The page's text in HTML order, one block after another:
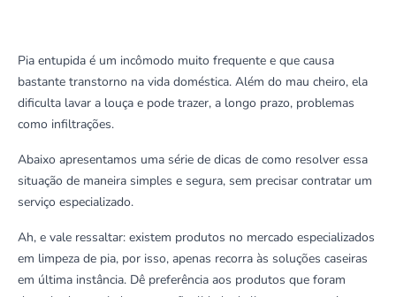
Pia entupida é um incômodo muito frequente e que causa
bastante transtorno na vida doméstica. Além do mau cheiro, ela
dificulta lavar a louça e pode trazer, a longo prazo, problemas
como infiltrações.
Abaixo apresentamos uma série de dicas de como resolver essa
situação de maneira simples e segura, sem precisar contratar um
serviço especializado.
Ah, e vale ressaltar: existem produtos no mercado especializados
em limpeza de pia, por isso, apenas recorra às soluções caseiras
em última instância. Dê preferência aos produtos que foram